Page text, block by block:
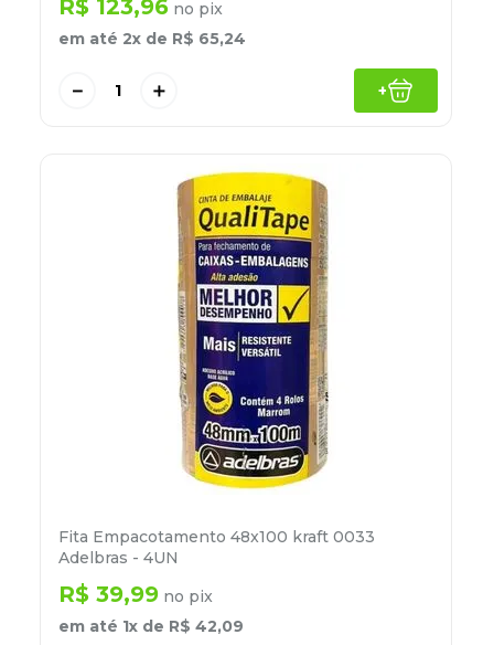
R$ 123,96 no pix
em até 2x de R$ 65,24
＋
－ +
Fita Empacotamento 48x100 kraft 0033
Adelbras - 4UN
R$ 39,99 no pix
em até 1x de R$ 42,09